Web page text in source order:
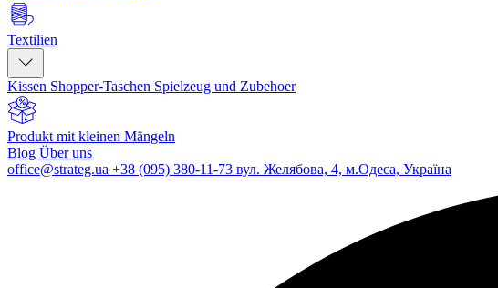
Textilien
Kissen Shopper-Taschen Spielzeug und Zubehoer
Produkt mit kleinen Mängeln
Blog Über uns
office@strateg.ua +38 (095) 380-11-73 вул. Желябова, 4, м.Одеса, Україна